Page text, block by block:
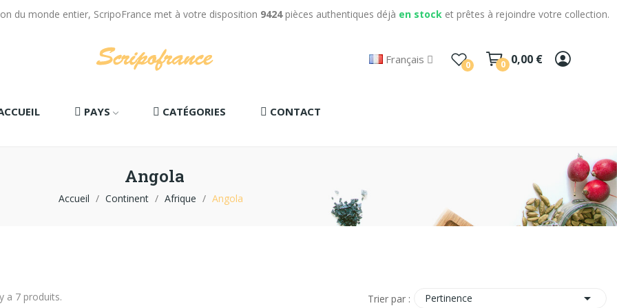
du monde entier, ScripoFrance met à votre disposition 9424pièces authentiques déjà en stocket prêtes à rejoindre votre collection.
Français 0 0,00 €
0
PAYS CATÉGORIES CONTACT
Angola
Accueil Continent Afrique Angola
a 7 produits. Trier par : Pertinence 